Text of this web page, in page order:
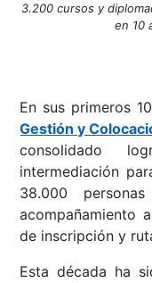
3.200 cursos y
en 10
En sus primeros
Gestión y
consolidado
intermediación
38.000
acompañamiento
de inscripción y
Esta década ha